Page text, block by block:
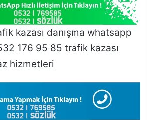
kazası danışma whatsapp
176 95 85 trafik kazası
hizmetleri